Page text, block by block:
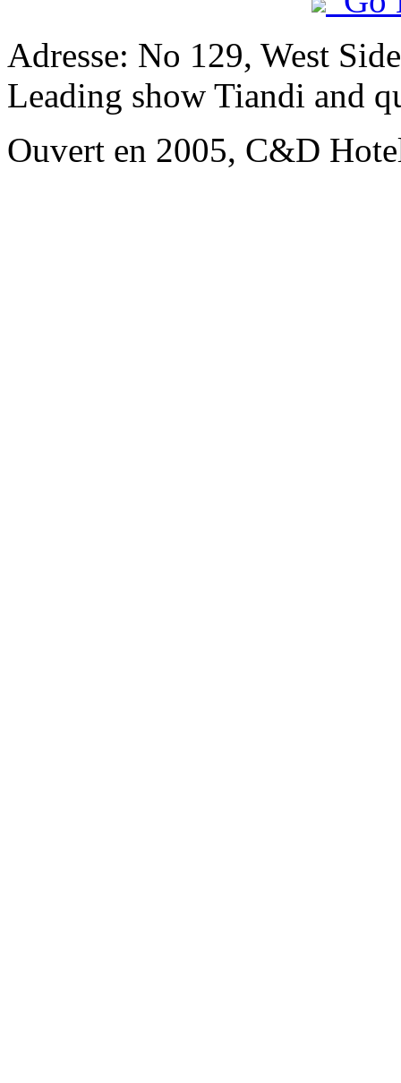
Adresse: No 129, West
Leading show Tiandi and
Ouvert en 2005, C&D